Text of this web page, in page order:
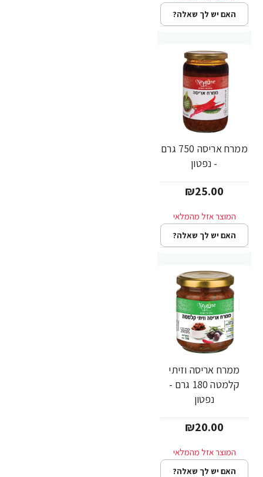
האם יש לך שאלה?
ממרח אריסה 750 גרם
- נפטון
₪25.00
האם יש לך שאלה?
ממרח אריסה וזיתי
קלמטה 180 גרם -
נפטון
₪20.00
האם יש לך שאלה?